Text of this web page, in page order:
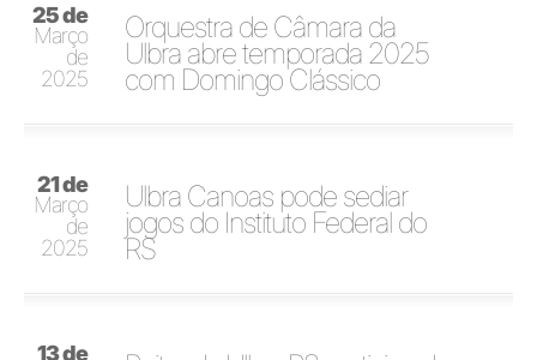
25 de
Março
de
2025
Orquestra de Câmara da
Ulbra abre temporada 2025
com Domingo Clássico
21 de
Março
de
2025
Ulbra Canoas pode sediar
jogos do Instituto Federal do
RS
13 de